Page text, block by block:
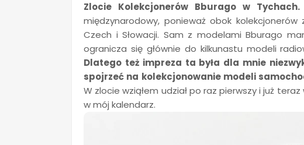
Zlocie Kolekcjonerów Bburago w Tychach.
międzynarodowy, ponieważ obok
Czech i Słowacji. Sam z modelami Bburago
ogranicza się głównie do kilkunastu modeli
Dlatego też impreza ta była dla mnie
spojrzeć na kolekcjonowanie modeli
W zlocie wziąłem udział po raz pierwszy i już
w mój kalendarz.